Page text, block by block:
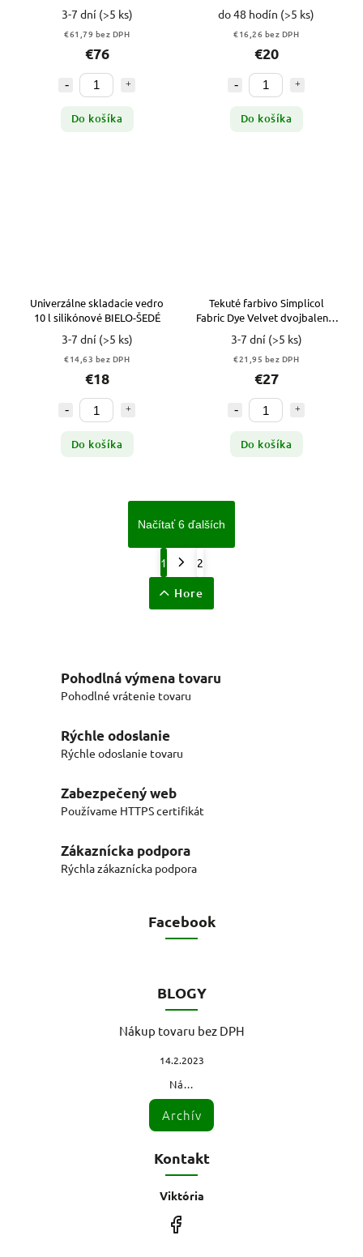
3-7 dní (>5 ks)
€61,79 bez DPH
€76
Do košíka
do 48 hodín (>5 ks)
€16,26 bez DPH
€20
Do košíka
Univerzálne skladacie vedro
10 l silikónové BIELO-ŠEDÉ
3-7 dní (>5 ks)
€14,63 bez DPH
€18
Do košíka
Tekuté farbivo Simplicol
Fabric Dye Velvet dvojbalenie
Black
3-7 dní (>5 ks)
€21,95 bez DPH
€27
Do košíka
Načítať 6 ďalších
1 2
Hore
Pohodlná výmena tovaru
Pohodlné vrátenie tovaru
Rýchle odoslanie
Rýchle odoslanie tovaru
Zabezpečený web
Používame HTTPS certifikát
Zákaznícka podpora
Rýchla zákaznícka podpora
Facebook
BLOGY
Nákup tovaru bez DPH
14.2.2023
Ná...
Archív
Kontakt
Viktória